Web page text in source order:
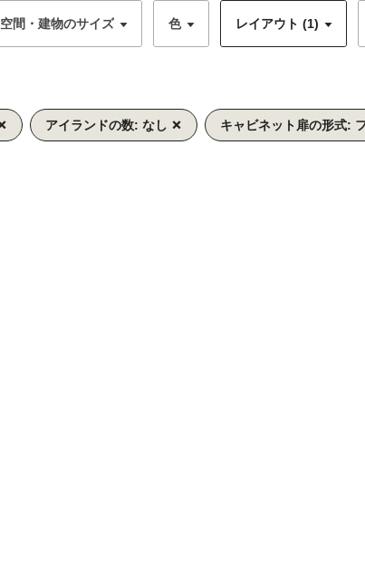
空間・建物のサイズ 色 レイアウト (1)
アイランドの数: なし キャビネット扉の形式: